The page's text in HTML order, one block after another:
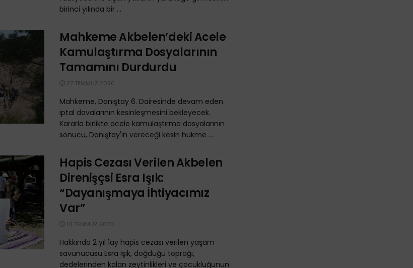
birinci yılında bir ...
Mahkeme Akbelen’deki Acele
Kamulaştırma Dosyalarının
Tamamını Durdurdu
27 TEMMUZ 2026
Mahkeme, Danıştay 6. Dairesinde devam eden
iptal davalarının kesinleşmesini bekleyecek.
Kararla birlikte acele kamulaştırma dosyalarının
sonucu, Danıştay'ın vereceği kesin hükme ...
Hapis Cezası Verilen Akbelen
Direnişçsi Esra Işık:
“Dayanışmaya İhtiyacımız
Var”
10 TEMMUZ 2026
Hakkında 2 yıl 1ay hapis cezası verilen yaşam
savunucusu Esra Işık, doğduğu toprağı,
dedelerinden kalan zeytinlikleri ve çocukluğunun